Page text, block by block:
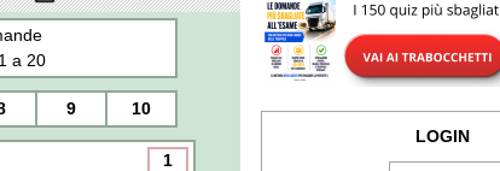
a 20
9 10
1
LOGIN